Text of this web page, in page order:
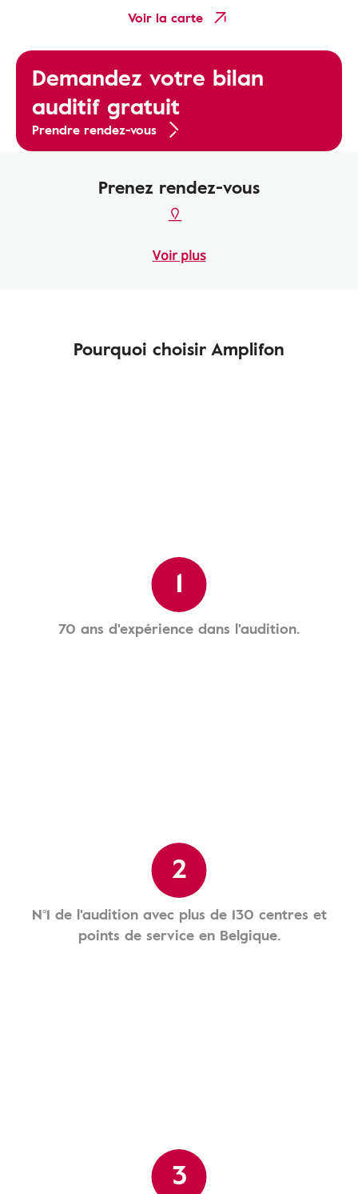
Voir la carte
Demandez votre bilan
auditif gratuit
Prendre rendez-vous
Prenez rendez-vous
Voir plus
Pourquoi choisir Amplifon
1
70 ans d'expérience dans l'audition.
2
N°1 de l'audition avec plus de 130 centres et
points de service en Belgique.
3